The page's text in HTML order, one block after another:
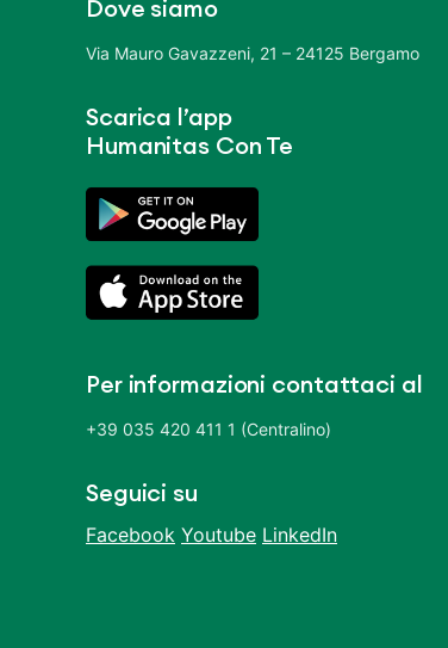
Dove siamo
Via Mauro Gavazzeni, 21 – 24125 Bergamo
Scarica l’app
Humanitas Con Te
Per informazioni contattaci al
+39 035 420 411 1 (Centralino)
Seguici su
Facebook Youtube LinkedIn